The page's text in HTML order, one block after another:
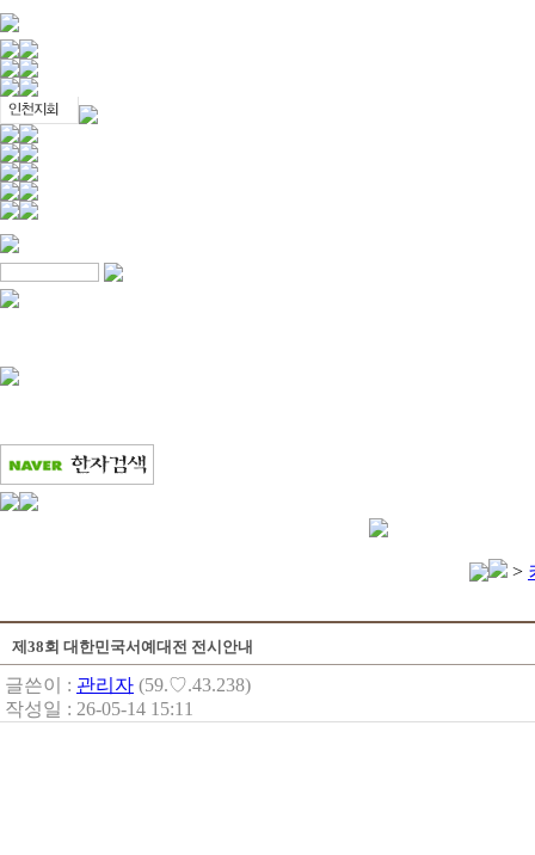
>
제38회 대한민국서예대전 전시안내
글쓴이 : 관리자 (59.♡.43.238)
작성일 : 26-05-14 15:11